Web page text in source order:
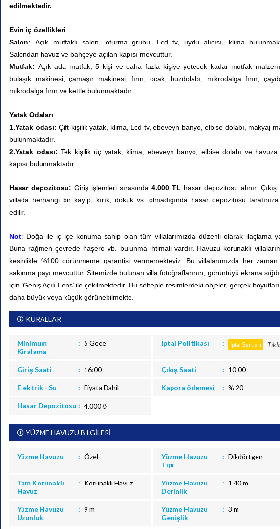
edilmektedir.
Evin iç özellikleri
Salon: Açık mutfaklı salon, oturma grubu, Lcd tv, uydu alıcısı, klima
Salondan havuz ve bahçeye açılan kapısı mevcuttur.
Mutfak: Açık ada mutfak, 5 kişi ve daha fazla kişiye yetecek kadar mutfak
bulaşık makinesi, çamaşır makinesi, fırın, ocak, buzdolabı, mikrodalga fırın,
mikrodalga fırın ve kettle bulunmaktadır.
Yatak Odaları
1.Yatak odası:Çift kişilik yatak, klima, Lcd tv, ebeveyn banyo, elbise dolabı, makyaj
bulunmaktadır.
2.Yatak odası:Tek kişilik üç yatak, klima, ebeveyn banyo,
elbise dolabı ve havuza
kapısı bulunmaktadır.
Hasar depozitosu: Giriş işlemleri sırasında 4.000 TL hasar depozitosu alınır. Çıkış
villada herhangi bir kayıp, kırık, dökük vs. olmadığında hasar depozitosu
edilir.
Not: Doğa ile iç içe konuma sahip olan tüm villalarımızda düzenli olarak ilaçlama
Buna rağmen çevrede haşere vb. bulunma ihtimali vardır. Havuzu korunaklı
kesinlikle %100 görünmeme garantisi vermemekteyiz. Bu villalarımızda her
sakınma payı mevcuttur. Sitemizde bulunan villa fotoğraflarının, görüntüyü ekrana
için ’Geniş Açılı Lens’ ile çekilmektedir. Bu sebeple resimlerdeki objeler, gerçek
daha büyük veya küçük görünebilmekte.
KURALLAR
Minimum
Kiralama
5 Gece İptal Politikası İptal Şartları
Giriş Saati 16:00 Çıkış Saati 10:00
Elektrik - Su Fiyata Dahil Kapora ödemesi % 20
Hasar Depozitosu 4.000 ₺
YÜZME HAVUZU BİLGİLERİ
Yüzme Havuzu Özel
Yüzme Havuzu
Tipi
Dikdörtgen
Tam Korunaklı
Havuz
Korunaklı Havuz
Yüzme Havuzu
Derinlik
1.40 m
Yüzme Havuzu
Uzunluk
9 m
Yüzme Havuzu
Genişlik
3 m